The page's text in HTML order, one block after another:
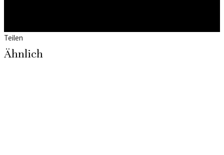
Teilen
Ähnlich